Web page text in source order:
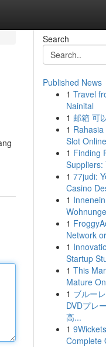
Search
Published News
1 Travel
Nainital
1 邮箱 可
1
Slot
1 Finding
Suppliers:
1 77judi:
Casino
1
1
Network
1
Startup
1 This
Mature
1 ブルー
DVDプレ
高...
1
Complete